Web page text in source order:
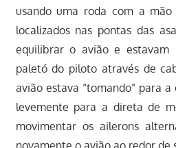
usando uma roda com a mão
localizados nas pontas das
equilibrar o avião e estavam
paletó do piloto através de
avião estava “tomando” para
levemente para a direta de
movimentar os ailerons